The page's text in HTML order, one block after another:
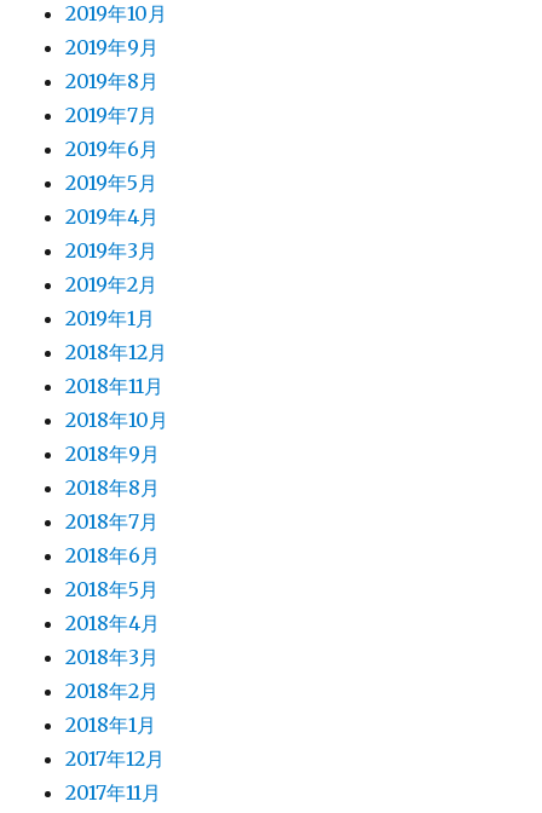
2019年10月
2019年9月
2019年8月
2019年7月
2019年6月
2019年5月
2019年4月
2019年3月
2019年2月
2019年1月
2018年12月
2018年11月
2018年10月
2018年9月
2018年8月
2018年7月
2018年6月
2018年5月
2018年4月
2018年3月
2018年2月
2018年1月
2017年12月
2017年11月